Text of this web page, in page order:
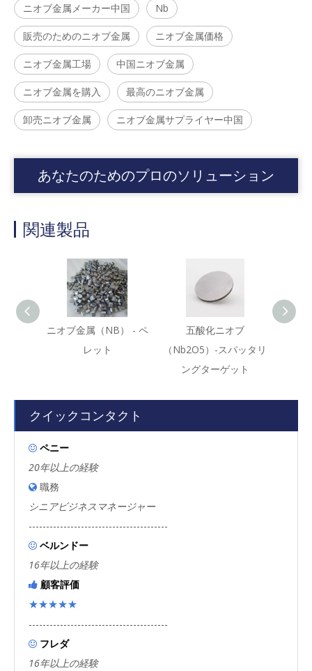
ニオブ金属メーカー中国 Nb
販売のためのニオブ金属 ニオブ金属価格
ニオブ金属工場 中国ニオブ金属
ニオブ金属を購入 最高のニオブ金属
卸売ニオブ金属 ニオブ金属サプライヤー中国
あなたのためのプロのソリューション
関連製品
ニオブ金属（NB） - ペ
レット
五酸化ニオブ
（Nb2O5）-スパッタリ
ングターゲット
クイックコンタクト
 ペニー
20年以上の経験
 職務
シニアビジネスマネージャー
----------------------------------------
 ベルンドー
16年以上の経験
 顧客評価
★★★★★
----------------------------------------
 フレダ
16年以上の経験